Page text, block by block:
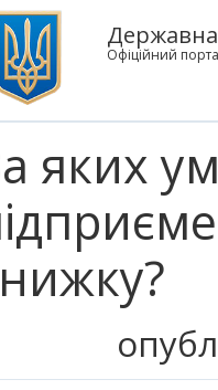
Державна
Офіційний
яких